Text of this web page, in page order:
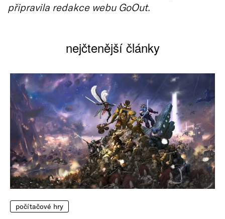
připravila redakce webu GoOut.
nejčtenější články
počítačové hry